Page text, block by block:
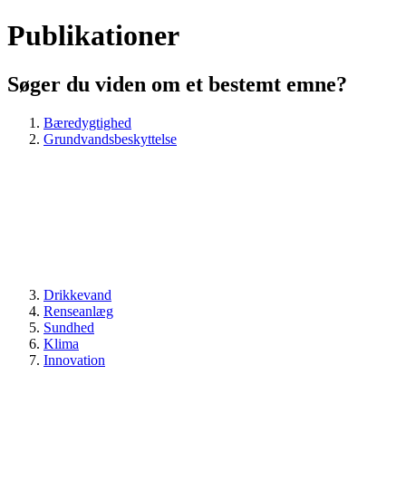
Publikationer
Søger du viden om et bestemt emne?
Bæredygtighed
Grundvandsbeskyttelse
Drikkevand
Renseanlæg
Sundhed
Klima
Innovation